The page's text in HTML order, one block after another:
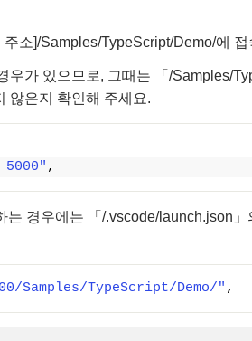
소]/Samples/TypeScript/Demo/에
가 있으므로, 그때는 「/Samples/
않은지 확인해 주세요.
,
경우에는 「/.vscode/launch.json」
TypeScript/Demo/" ,